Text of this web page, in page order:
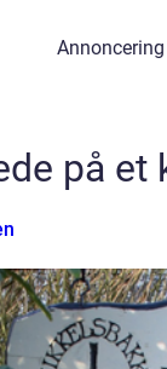
Annoncering
på et